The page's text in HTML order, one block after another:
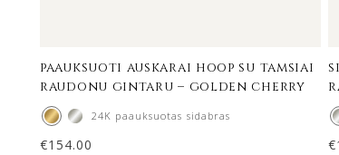
paauksuoti auskarai hoop su tamsiai
raudonu gintaru – golden cherry
24K paauksuotas sidabras
€154.00 €